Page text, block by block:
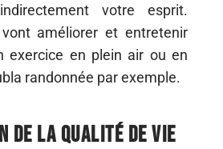
votre esprit.
améliorer et entretenir
exercice en plein air ou en
randonnée par exemple.
de la qualité de vie